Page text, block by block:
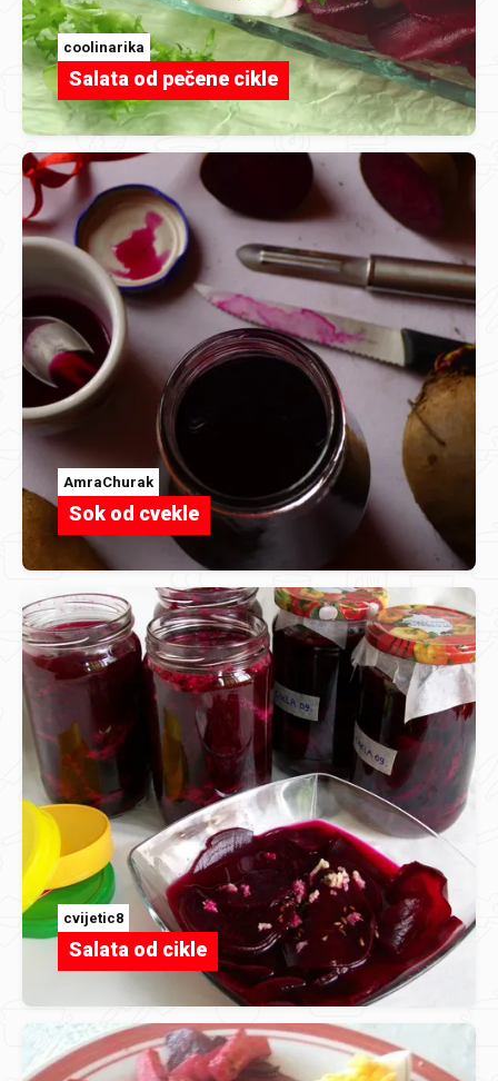
coolinarika
Salata od pečene cikle
AmraChurak
Sok od cvekle
cvijetic8
Salata od cikle